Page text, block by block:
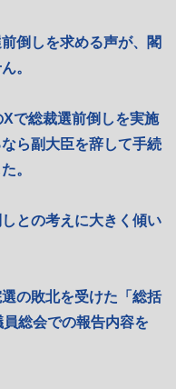
倒しを求める声が、閣
。
で総裁選前倒しを実施
ら副大臣を辞して手続
。
との考えに大きく傾い
の敗北を受けた「総括
総会での報告内容を